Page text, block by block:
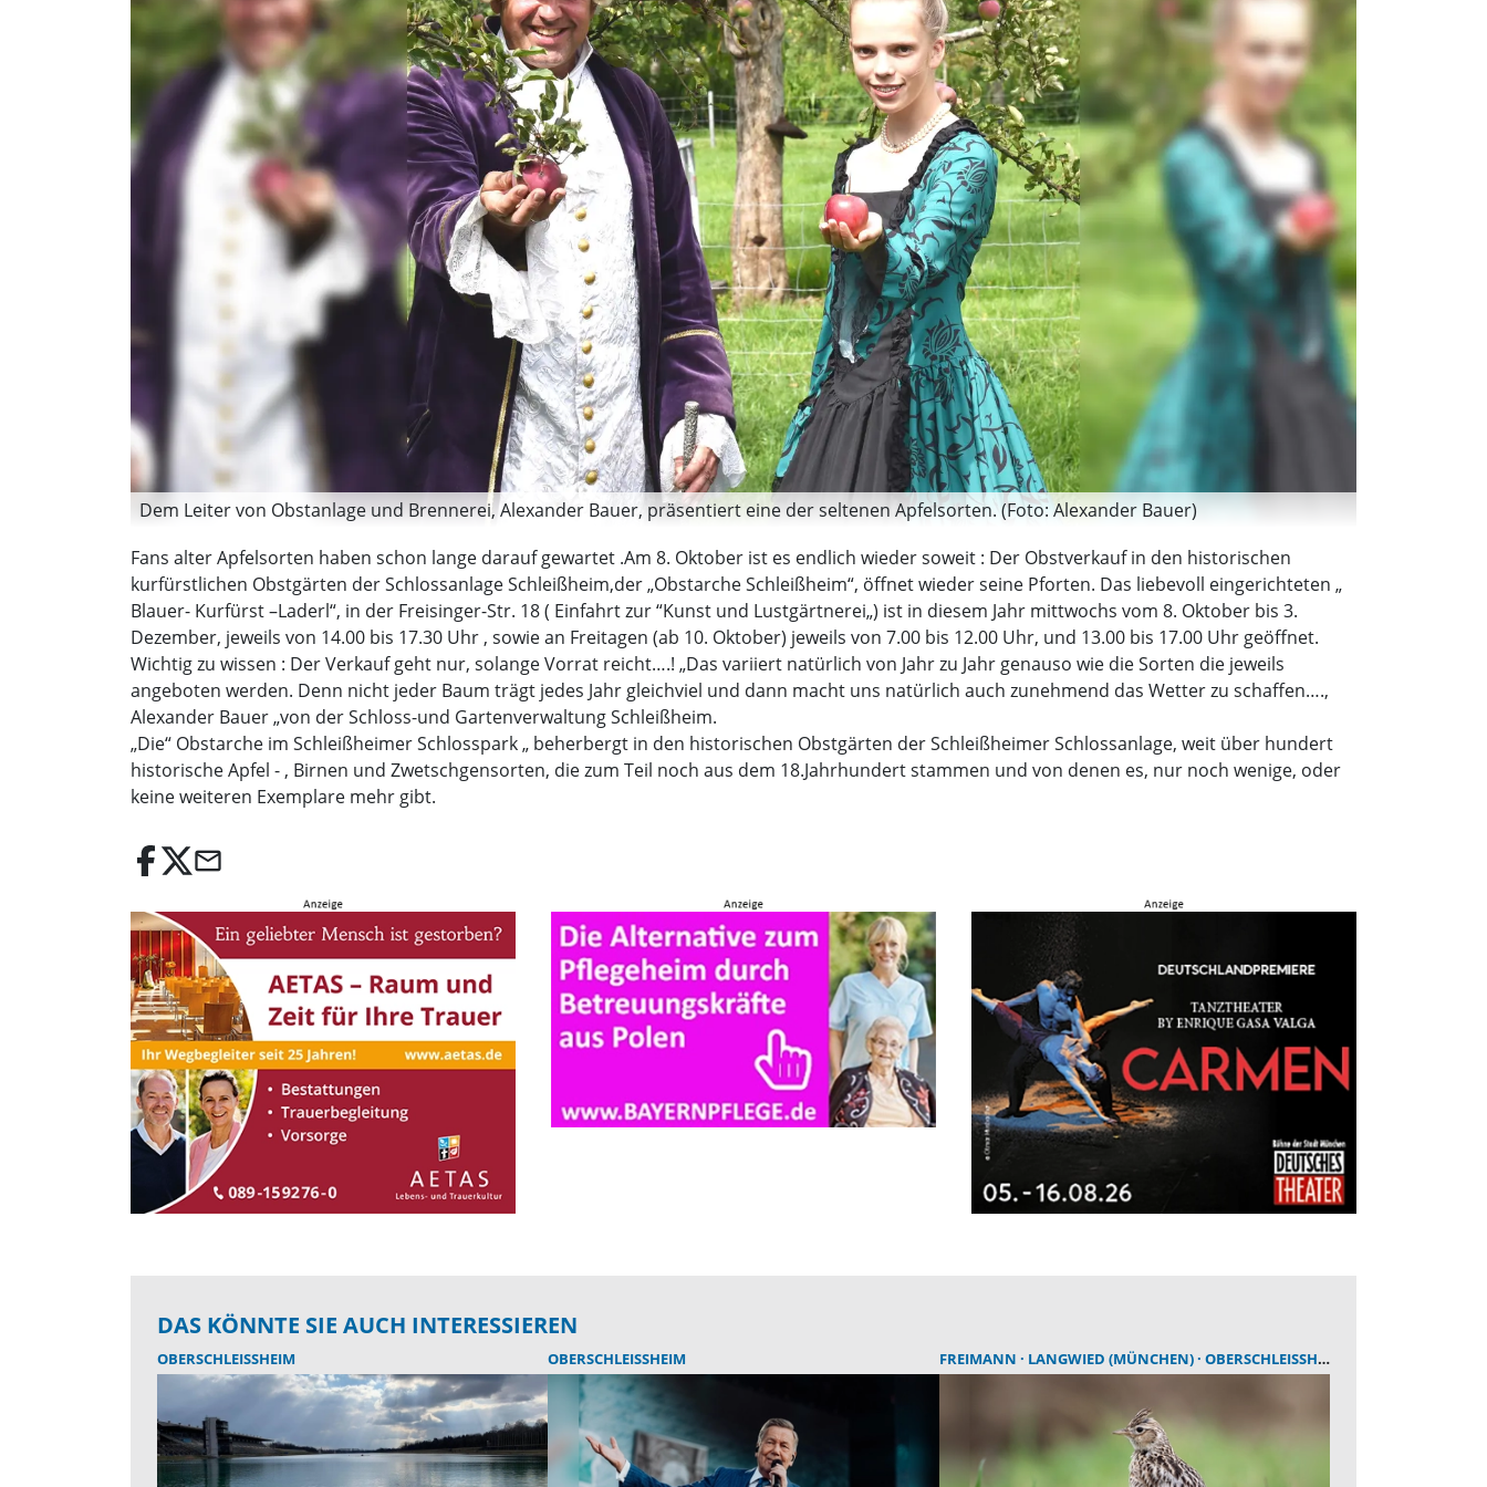
Dem Leiter von Obstanlage und Brennerei, Alexander Bauer, präsentiert eine der seltenen Apfelsorten. (Foto: Alexander Bauer)
Fans alter Apfelsorten haben schon lange darauf gewartet .Am 8. Oktober ist es endlich wieder soweit : Der Obstverkauf in den historischen
kurfürstlichen Obstgärten der Schlossanlage Schleißheim,der „Obstarche Schleißheim“, öffnet wieder seine Pforten. Das liebevoll eingerichteten „
Blauer- Kurfürst –Laderl“, in der Freisinger-Str. 18 ( Einfahrt zur “Kunst und Lustgärtnerei„) ist in diesem Jahr mittwochs vom 8. Oktober bis 3.
Dezember, jeweils von 14.00 bis 17.30 Uhr , sowie an Freitagen (ab 10. Oktober) jeweils von 7.00 bis 12.00 Uhr, und 13.00 bis 17.00 Uhr geöffnet.
Wichtig zu wissen : Der Verkauf geht nur, solange Vorrat reicht….! „Das variiert natürlich von Jahr zu Jahr genauso wie die Sorten die jeweils
angeboten werden. Denn nicht jeder Baum trägt jedes Jahr gleichviel und dann macht uns natürlich auch zunehmend das Wetter zu schaffen….,
Alexander Bauer „von der Schloss-und Gartenverwaltung Schleißheim.
„Die“ Obstarche im Schleißheimer Schlosspark „ beherbergt in den historischen Obstgärten der Schleißheimer Schlossanlage, weit über hundert
historische Apfel - , Birnen und Zwetschgensorten, die zum Teil noch aus dem 18.Jahrhundert stammen und von denen es, nur noch wenige, oder
keine weiteren Exemplare mehr gibt.
email
DAS KÖNNTE SIE AUCH INTERESSIEREN
OBERSCHLEISSHEIM OBERSCHLEISSHEIM FREIMANN LANGWIED (MÜNCHEN) OBERSCHLEISSHEIM